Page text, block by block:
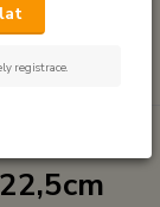
Hledat
registrace.